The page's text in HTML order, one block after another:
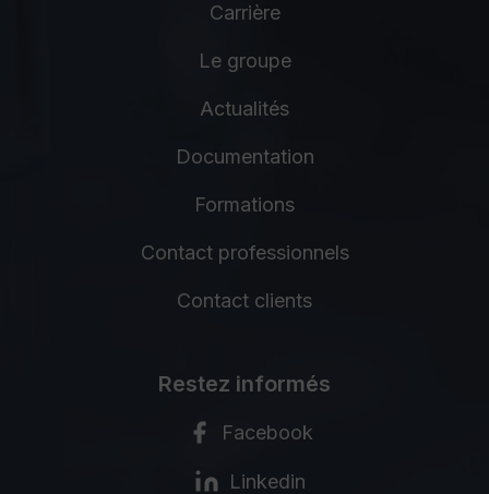
Carrière
Le groupe
Actualités
Documentation
Formations
Contact professionnels
Contact clients
Restez informés
Facebook
Linkedin